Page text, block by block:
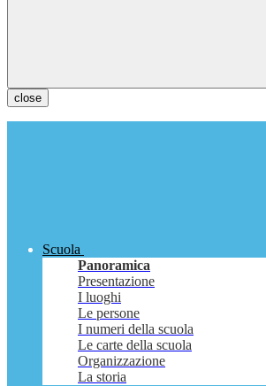
close
Scuola
Panoramica
Presentazione
I luoghi
Le persone
I numeri della scuola
Le carte della scuola
Organizzazione
La storia